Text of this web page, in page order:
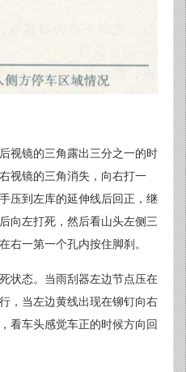
视镜的三角露出三分之一的时
视镜的三角消失，向右打一
压到左库的延伸线后回正，继
向左打死，然后看山头左侧三
右一第一个孔内按住脚刹。
状态。当雨刮器左边节点压在
，当左边黄线出现在铆钉向右
看车头感觉车正的时候方向回